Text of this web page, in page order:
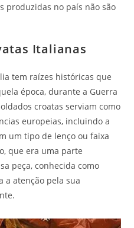
produzidas no país não são
Italianas
tem raízes históricas que
época, durante a Guerra
croatas serviam como
europeias, incluindo a
um tipo de lenço ou faixa
que era uma parte
peça, conhecida como
a atenção pela sua